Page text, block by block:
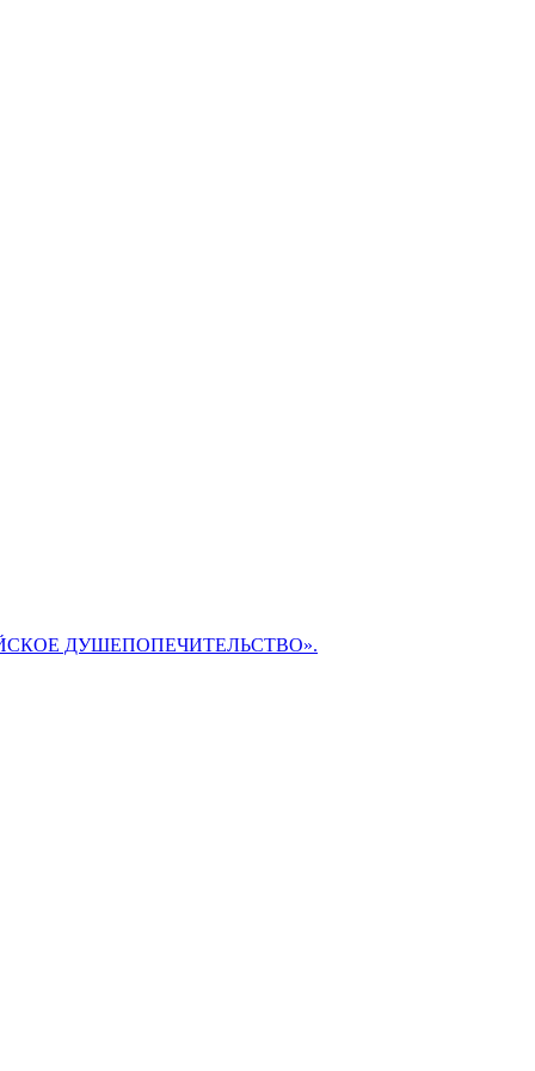
ДУШЕПОПЕЧИТЕЛЬСТВО».